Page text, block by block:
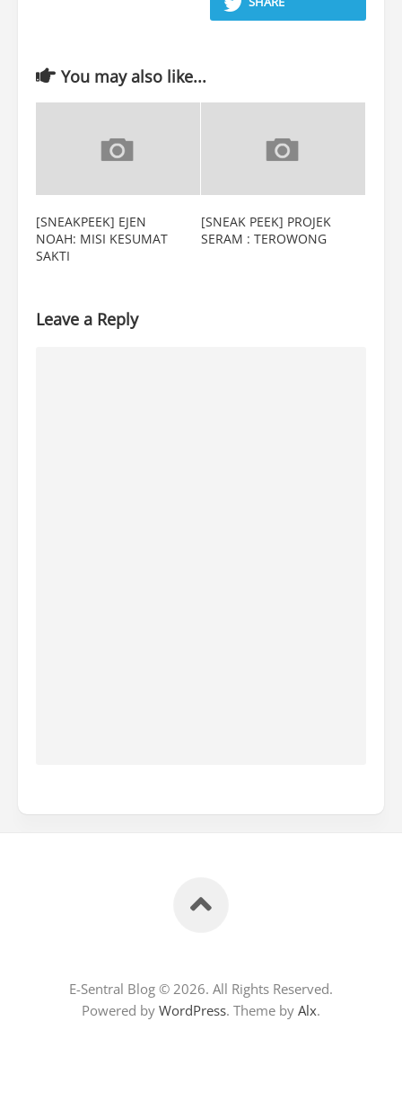
You may also like...
[SNEAKPEEK] EJEN
NOAH: MISI KESUMAT
SAKTI
[SNEAK PEEK] PROJEK
SERAM : TEROWONG
Leave a Reply
E-Sentral Blog © 2026. All Rights Reserved.
Powered by WordPress. Theme by Alx.